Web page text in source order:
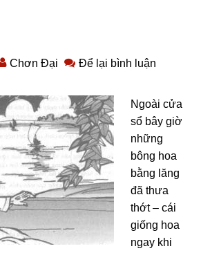
Chơn Đại Để lại bình luận
Ngoài cửa
sổ bây giờ
những
bông hoa
bằng lăng
đã thưa
thớt – cái
giống hoa
ngay khi